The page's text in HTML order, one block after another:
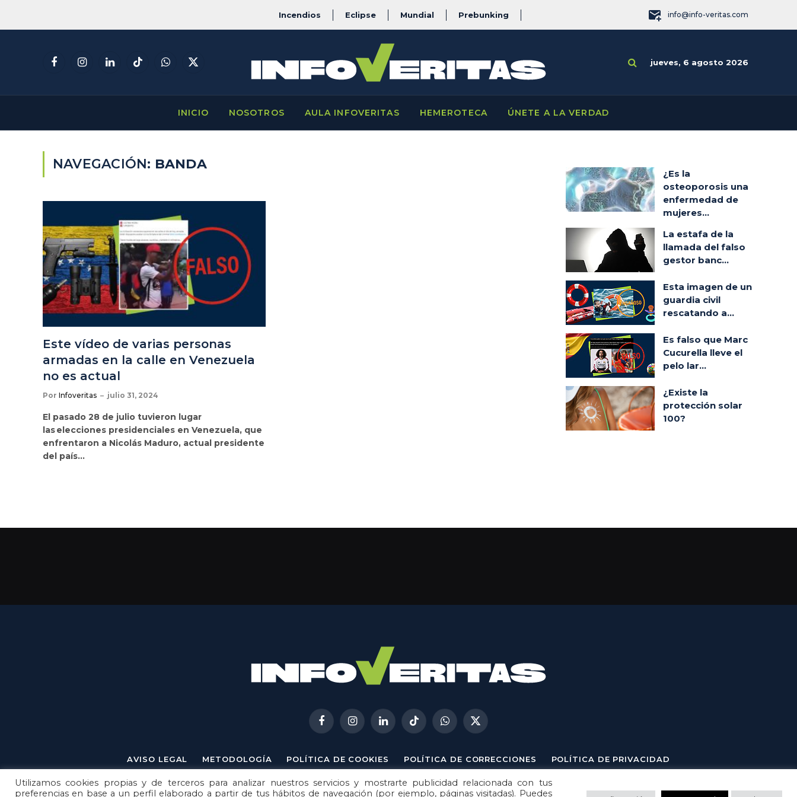
Incendios Eclipse Mundial Prebunking info@info-veritas.com
FacebookInstagramLinkedInTikTokWhatsApp
X
jueves, 6 agosto 2026
INICIO NOSOTROS AULA INFOVERITAS HEMEROTECA ÚNETE A LA VERDAD
NAVEGACIÓN: BANDA
Este vídeo de varias personas
armadas en la calle en Venezuela
no es actual
Por Infoveritas julio 31, 2024
El pasado 28 de julio tuvieron lugar
las elecciones presidenciales en Venezuela, que
enfrentaron a Nicolás Maduro, actual presidente
del país…
¿Es la
osteoporosis una
enfermedad de
mujeres...
La estafa de la
llamada del falso
gestor banc...
Esta imagen de un
guardia civil
rescatando a...
Es falso que Marc
Cucurella lleve el
pelo lar...
¿Existe la
protección solar
100?
FacebookInstagramLinkedInTikTokWhatsApp
X
(Twitter)
AVISO LEGAL METODOLOGÍA POLÍTICA DE COOKIES POLÍTICA DE CORRECCIONES POLÍTICA DE PRIVACIDAD
© 2026 Metech. Todos los derechos reservados.
Utilizamos cookies propias y de terceros para analizar nuestros servicios y mostrarte publicidad relacionada con tus
preferencias en base a un perfil elaborado a partir de tus hábitos de navegación (por ejemplo, páginas visitadas). Puedes